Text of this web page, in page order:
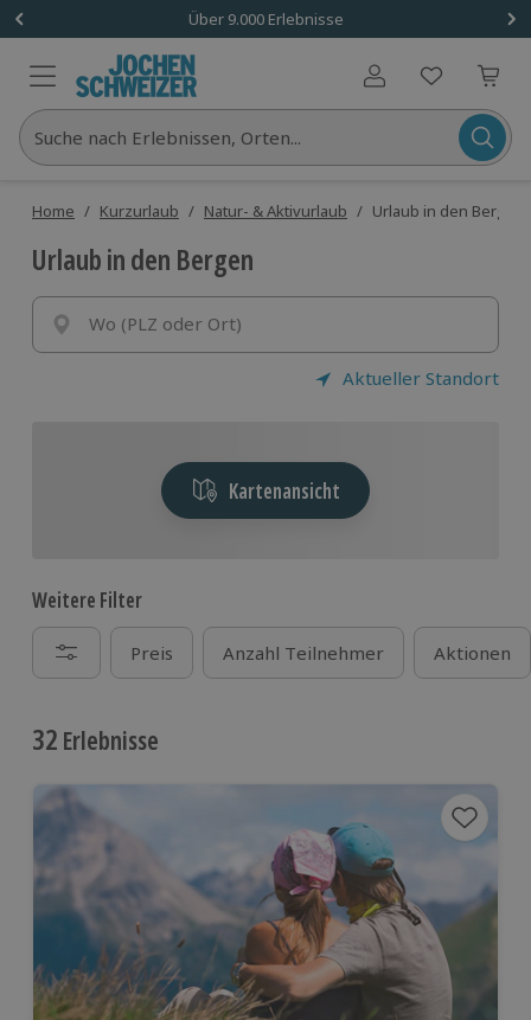
Über 9.000 Erlebnisse
Benutzerkonto
Suche nach Erlebnissen, Orten...
Home / Kurzurlaub / Natur- & Aktivurlaub / Urlaub in den Bergen
Urlaub in den Bergen
Wo (PLZ oder Ort)
Aktueller Standort
Kartenansicht
Weitere Filter
Preis Anzahl Teilnehmer Aktionen
32 Erlebnisse